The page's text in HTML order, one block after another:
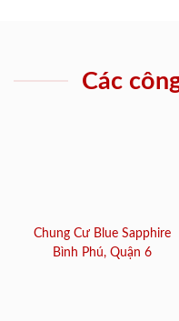
Các
Chung Cư Blue Sapphire
Bình Phú, Quận 6